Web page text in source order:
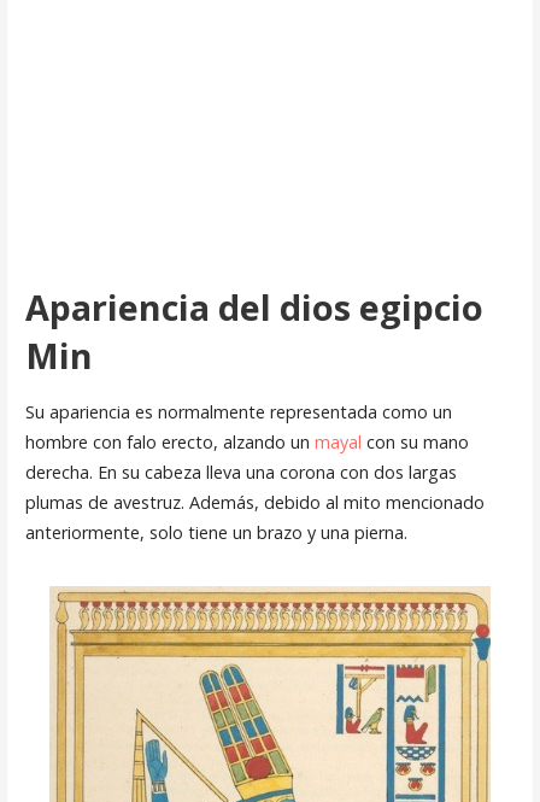
Apariencia del dios egipcio
Min
Su apariencia es normalmente representada como un
hombre con falo erecto, alzando un mayal con su mano
derecha. En su cabeza lleva una corona con dos largas
plumas de avestruz. Además, debido al mito mencionado
anteriormente, solo tiene un brazo y una pierna.